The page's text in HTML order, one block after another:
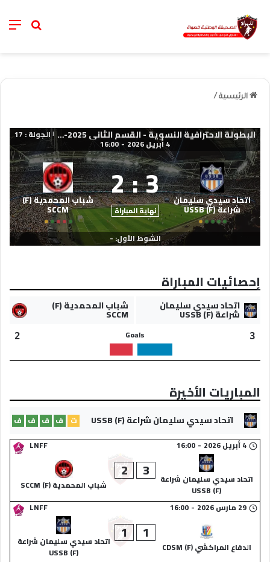
خانة
الرئيسية /
البطولة الاحترافية النسوية - القسم الثاني 2025-2026 | الجولة : 17
4 أبريل 2026 -
16:00
اتحاد سيدي سليمان
شراعة (F) USSB
3
:
2
نهاية المباراة
شباب المحمدية (F)
SCCM
الشوط الأول: -
إحصائيات المباراة
اتحاد سيدي سليمان
شراعة (F) USSB
شباب المحمدية (F)
SCCM
3
Goals
2
المباريات الأخيرة
اتحاد سيدي سليمان شراعة (F) USSB ت ف ف ف ف
LNFF
4 أبريل 2026 -
16:00
اتحاد سيدي سليمان شراعة
(F) USSB
3
2
شباب المحمدية (F) SCCM
LNFF
29 مارس 2026 -
16:00
الدفاع المراكشي (F) CDSM
1
1
اتحاد سيدي سليمان شراعة
(F) USSB